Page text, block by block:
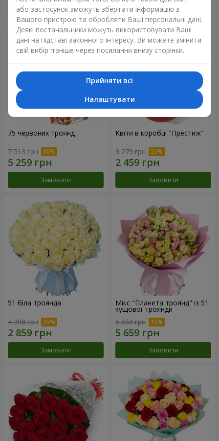
Замовити Замовити
75 червоних троянд
7 513 грн
Замовити
Квіти в коробці "Престиж"
3 279 грн
Замовити
51 біла троянда
4 398 грн
Замовити
Мікс "Планета троянд" із 51
кущової троянди
6 658 грн
Замовити
або застосунок зможуть зберігати інформацію з
Вашого пристрою та обробляти Ваші персональні дані.
Деякі постачальники можуть використовувати Ваші
дані на підставі законного інтересу. Ви можете змінити
свій вибір пізніше через посилання внизу сторінки.
Прийняти всі
Налаштувати